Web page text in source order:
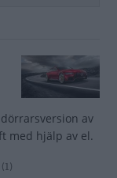
av
med hjälp av el.